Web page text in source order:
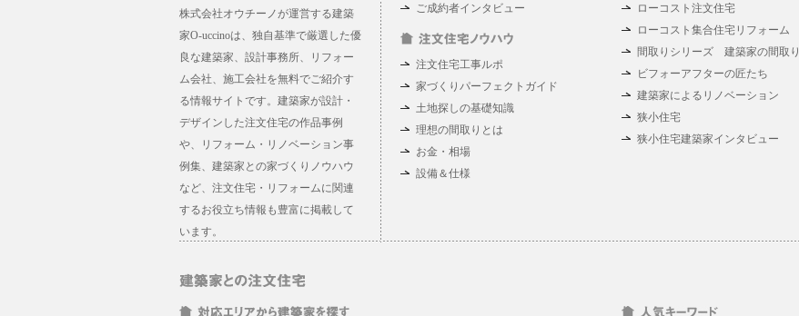
株式会社オウチーノが運営する建築
家O-uccinoは、独自基準で厳選した優
良な建築家、設計事務所、リフォー
ム会社、施工会社を無料でご紹介す
る情報サイトです。建築家が設計・
デザインした注文住宅の作品事例
や、リフォーム・リノベーション事
例集、建築家との家づくりノウハウ
など、注文住宅・リフォームに関連
するお役立ち情報も豊富に掲載して
います。
ご成約者インタビュー
注文住宅工事ルポ
家づくりパーフェクトガイド
土地探しの基礎知識
理想の間取りとは
お金・相場
設備＆仕様
ローコスト注文住宅
ローコスト集合住宅リフォーム
間取りシリーズ 建築家の間取り
ビフォーアフターの匠たち
建築家によるリノベーション
狭小住宅
狭小住宅建築家インタビュー